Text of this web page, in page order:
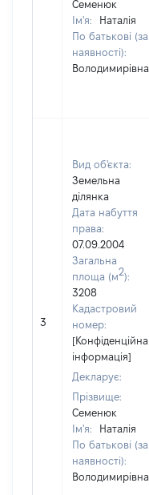
Семенюк
Ім'я:
Наталія
По батькові (за
наявності):
Володимирівна
3
Вид об'єкта:
Земельна
ділянка
Дата набуття
права:
07.09.2004
Загальна
площа (м2):
3208
Кадастровий
номер:
[Конфіденційна
інформація]
Декларує:
Прізвище:
Семенюк
Ім'я:
Наталія
По батькові (за
наявності):
Володимирівна